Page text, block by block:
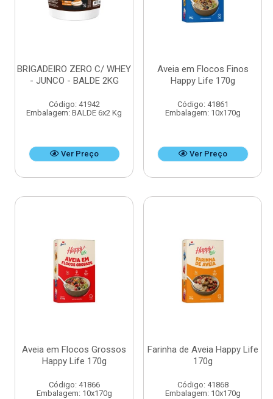
BRIGADEIRO ZERO C/ WHEY
- JUNCO - BALDE 2KG
Código: 41942
Embalagem: BALDE 6x2 Kg
Ver Preço
Aveia em Flocos Finos
Happy Life 170g
Código: 41861
Embalagem: 10x170g
Ver Preço
Aveia em Flocos Grossos
Happy Life 170g
Código: 41866
Embalagem: 10x170g
Farinha de Aveia Happy Life
170g
Código: 41868
Embalagem: 10x170g